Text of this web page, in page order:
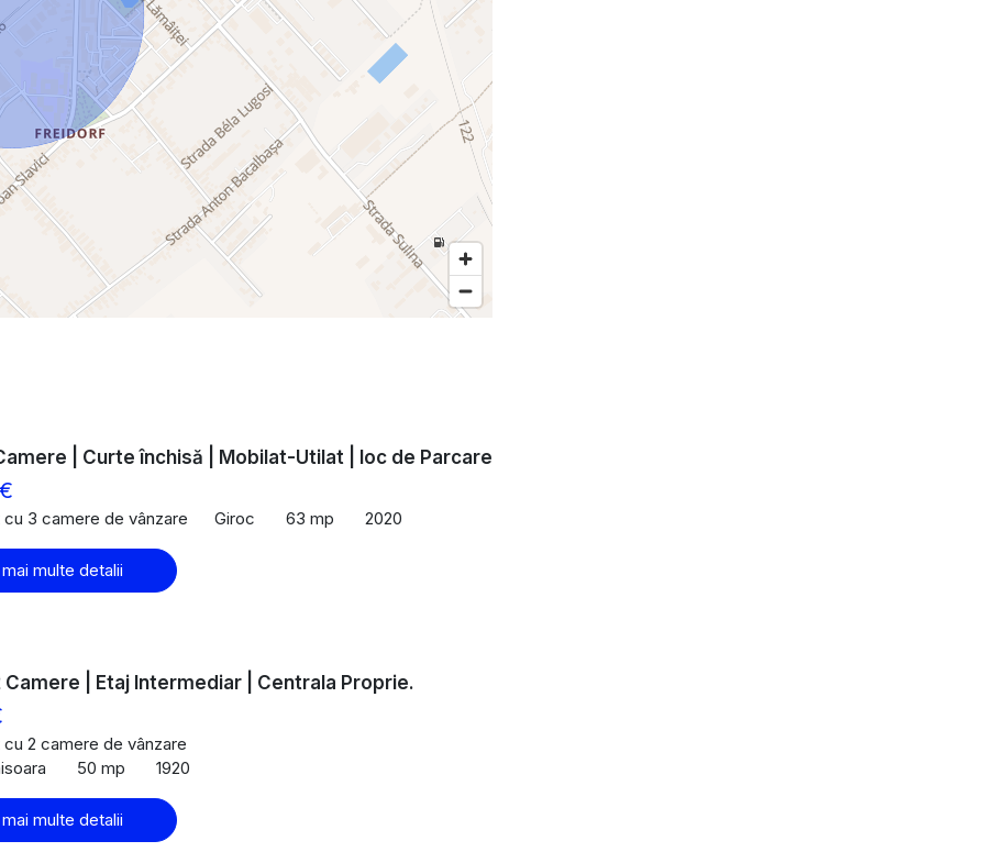
| Curte închisă | Mobilat-Utilat | loc de Parcare
3 camere de vânzare Giroc 63 mp 2020
multe detalii
Camere | Etaj Intermediar | Centrala Proprie.
2 camere de vânzare
50 mp 1920
multe detalii